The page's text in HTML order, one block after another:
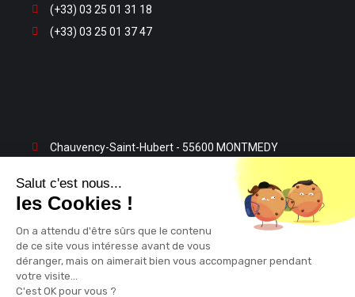
(+33) 03 25 01 31 18
(+33) 03 25 01 37 47
Chauvency-Saint-Hubert - 55600 MONTMEDY
(+33) 03 29 80 23 63
| Política de privacidad
Salut c'est nous...
les Cookies !
On a attendu d'être sûrs que le contenu
de ce site vous intéresse avant de vous
déranger, mais on aimerait bien vous accompagner pendant
votre visite...
C'est OK pour vous ?